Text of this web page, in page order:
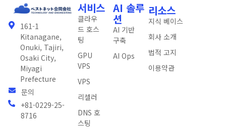
161-1
Kitanagane,
Onuki, Tajiri,
Osaki City,
Miyagi
Prefecture
문의
+81-0229-25-
8716
서비스
클라우
드 호스
팅
GPU
VPS
VPS
리셀러
DNS 호
스팅
AI 솔루
션
AI 기반
구축
AI Ops
리소스
지식 베이스
회사 소개
법적 고지
이용약관